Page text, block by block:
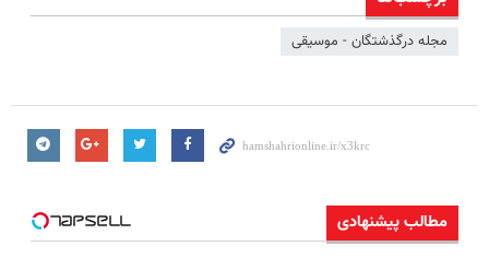
مجله درگذشتگان - موسیقی
مطالب پیشنهادی